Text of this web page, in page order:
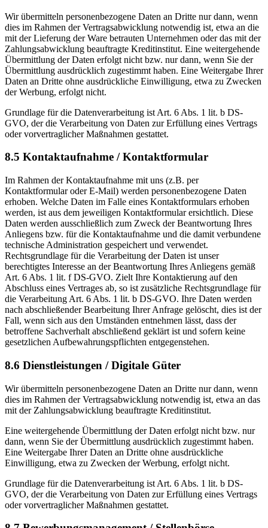
Wir übermitteln personenbezogene Daten an Dritte nur dann, wenn
dies im Rahmen der Vertragsabwicklung notwendig ist, etwa an die
mit der Lieferung der Ware betrauten Unternehmen oder das mit der
Zahlungsabwicklung beauftragte Kreditinstitut. Eine weitergehende
Übermittlung der Daten erfolgt nicht bzw. nur dann, wenn Sie der
Übermittlung ausdrücklich zugestimmt haben. Eine Weitergabe Ihrer
Daten an Dritte ohne ausdrückliche Einwilligung, etwa zu Zwecken
der Werbung, erfolgt nicht.
Grundlage für die Datenverarbeitung ist Art. 6 Abs. 1 lit. b DS-
GVO, der die Verarbeitung von Daten zur Erfüllung eines Vertrags
oder vorvertraglicher Maßnahmen gestattet.
8.5 Kontaktaufnahme / Kontaktformular
Im Rahmen der Kontaktaufnahme mit uns (z.B. per
Kontaktformular oder E-Mail) werden personenbezogene Daten
erhoben. Welche Daten im Falle eines Kontaktformulars erhoben
werden, ist aus dem jeweiligen Kontaktformular ersichtlich. Diese
Daten werden ausschließlich zum Zweck der Beantwortung Ihres
Anliegens bzw. für die Kontaktaufnahme und die damit verbundene
technische Administration gespeichert und verwendet.
Rechtsgrundlage für die Verarbeitung der Daten ist unser
berechtigtes Interesse an der Beantwortung Ihres Anliegens gemäß
Art. 6 Abs. 1 lit. f DS-GVO. Zielt Ihre Kontaktierung auf den
Abschluss eines Vertrages ab, so ist zusätzliche Rechtsgrundlage für
die Verarbeitung Art. 6 Abs. 1 lit. b DS-GVO. Ihre Daten werden
nach abschließender Bearbeitung Ihrer Anfrage gelöscht, dies ist der
Fall, wenn sich aus den Umständen entnehmen lässt, dass der
betroffene Sachverhalt abschließend geklärt ist und sofern keine
gesetzlichen Aufbewahrungspflichten entgegenstehen.
8.6 Dienstleistungen / Digitale Güter
Wir übermitteln personenbezogene Daten an Dritte nur dann, wenn
dies im Rahmen der Vertragsabwicklung notwendig ist, etwa an das
mit der Zahlungsabwicklung beauftragte Kreditinstitut.
Eine weitergehende Übermittlung der Daten erfolgt nicht bzw. nur
dann, wenn Sie der Übermittlung ausdrücklich zugestimmt haben.
Eine Weitergabe Ihrer Daten an Dritte ohne ausdrückliche
Einwilligung, etwa zu Zwecken der Werbung, erfolgt nicht.
Grundlage für die Datenverarbeitung ist Art. 6 Abs. 1 lit. b DS-
GVO, der die Verarbeitung von Daten zur Erfüllung eines Vertrags
oder vorvertraglicher Maßnahmen gestattet.